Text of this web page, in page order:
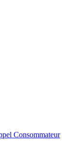
Consommateur